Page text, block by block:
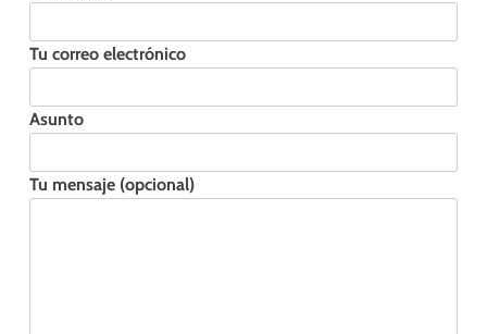
Tu correo electrónico
Asunto
Tu mensaje (opcional)